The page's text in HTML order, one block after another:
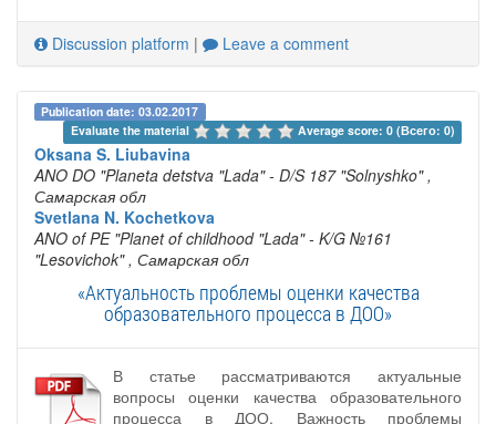
Discussion platform | Leave a comment
Publication date: 03.02.2017
Evaluate the material
Average score: 0 (Всего: 0)
Oksana S. Liubavina
ANO DO "Planeta detstva "Lada" - D/S 187 "Solnyshko" ,
Самарская обл
Svetlana N. Kochetkova
ANO of PE "Planet of childhood "Lada" - K/G №161
"Lesovichok" , Самарская обл
«Актуальность проблемы оценки качества
образовательного процесса в ДОО»
В статье рассматриваются актуальные
вопросы оценки качества образовательного
процесса в ДОО. Важность проблемы